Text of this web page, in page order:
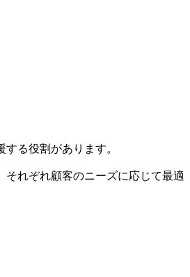
る役割があります。
れぞれ顧客のニーズに応じて最適